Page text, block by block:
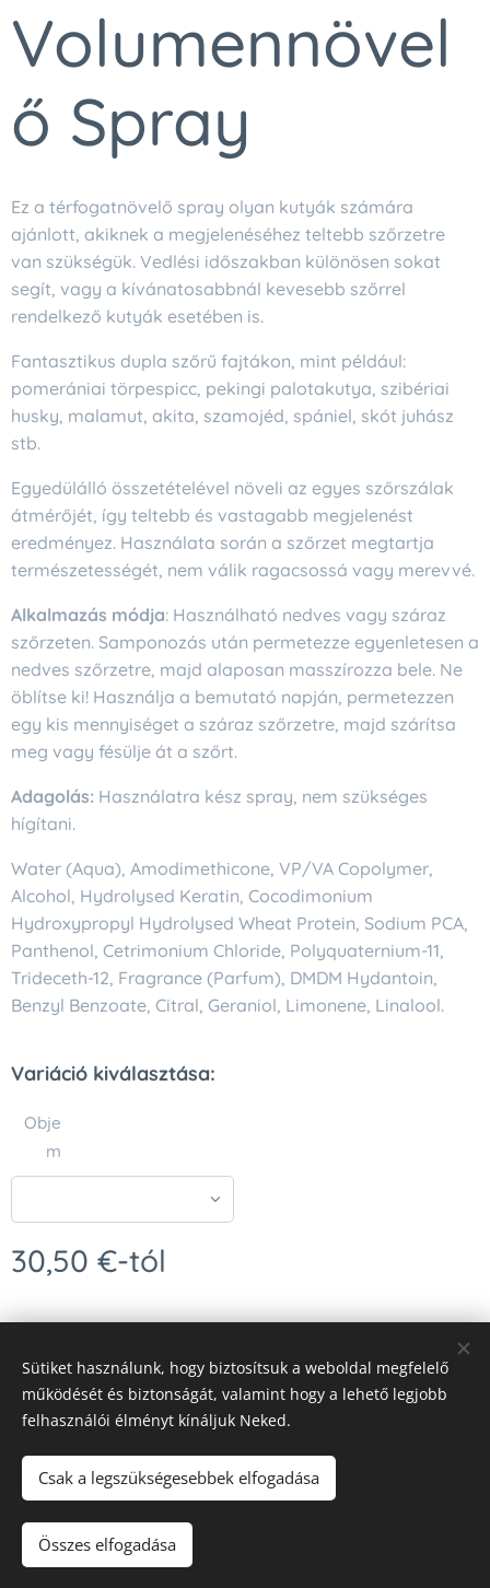
Volumennövel
ő Spray
Ez a térfogatnövelő spray olyan kutyák számára
ajánlott, akiknek a megjelenéséhez teltebb szőrzetre
van szükségük. Vedlési időszakban különösen sokat
segít, vagy a kívánatosabbnál kevesebb szőrrel
rendelkező kutyák esetében is.
Fantasztikus dupla szőrű fajtákon, mint például:
pomerániai törpespicc, pekingi palotakutya, szibériai
husky, malamut, akita, szamojéd, spániel, skót juhász
stb.
Egyedülálló összetételével növeli az egyes szőrszálak
átmérőjét, így teltebb és vastagabb megjelenést
eredményez. Használata során a szőrzet megtartja
természetességét, nem válik ragacsossá vagy merevvé.
Alkalmazás módja: Használható nedves vagy száraz
szőrzeten. Samponozás után permetezze egyenletesen a
nedves szőrzetre, majd alaposan masszírozza bele. Ne
öblítse ki! Használja a bemutató napján, permetezzen
egy kis mennyiséget a száraz szőrzetre, majd szárítsa
meg vagy fésülje át a szőrt.
Adagolás: Használatra kész spray, nem szükséges
hígítani.
Water (Aqua), Amodimethicone, VP/VA Copolymer,
Alcohol, Hydrolysed Keratin, Cocodimonium
Hydroxypropyl Hydrolysed Wheat Protein, Sodium PCA,
Panthenol, Cetrimonium Chloride, Polyquaternium-11,
Trideceth-12, Fragrance (Parfum), DMDM Hydantoin,
Benzyl Benzoate, Citral, Geraniol, Limonene, Linalool.
Variáció kiválasztása:
Obje
m
30,50 €-tól
Vytvořeno službouWebnode
Nyelvek
Sütiket használunk, hogy biztosítsuk a weboldal megfelelő
működését és biztonságát, valamint hogy a lehető legjobb
felhasználói élményt kínáljuk Neked.
Csak a legszükségesebbek elfogadása
Összes elfogadása